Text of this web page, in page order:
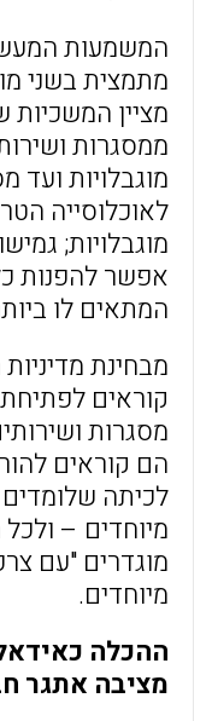
המשמעות
מתמצית בשני
מציין
ממסגרות
מוגבלויות ועד
לאוכלוסייה
מוגבלויות;
אפשר להפנות
המתאים לו
מבחינת
קוראים
מסגרות
הם קוראים
לכיתה
מיוחדים –
מוגדרים "עם
מיוחדים.
ההכלה
מציבה אתגר